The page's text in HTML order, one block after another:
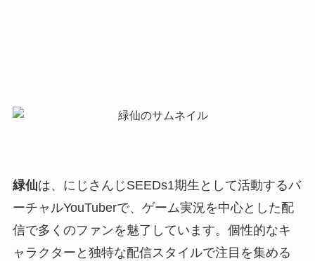
緑仙は、にじさんじSEEDs1期生として活動するバ
ーチャルYouTuberで、ゲーム実況を中心とした配
信で多くのファンを魅了しています。個性的なキ
ャラクターと独特な配信スタイルで注目を集める